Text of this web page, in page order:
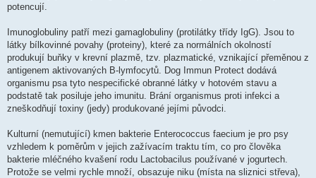
potencují.
Imunoglobuliny patří mezi gamaglobuliny (protilátky třídy IgG). Jsou to
látky bílkovinné povahy (proteiny), které za normálních okolností
produkují buňky v krevní plazmě, tzv. plazmatické, vznikající přeměnou z
antigenem aktivovaných B-lymfocytů. Dog Immun Protect dodává
organismu psa tyto nespecifické obranné látky v hotovém stavu a
podstatě tak posiluje jeho imunitu. Brání organismus proti infekci a
zneškodňují toxiny (jedy) produkované jejími původci.
Kulturní (nemutující) kmen bakterie Enterococcus faecium je pro psy
vzhledem k poměrům v jejich zažívacím traktu tím, co pro člověka
bakterie mléčného kvašení rodu Lactobacilus používané v jogurtech.
Protože se velmi rychle množí, obsazuje niku (místa na sliznici střeva),